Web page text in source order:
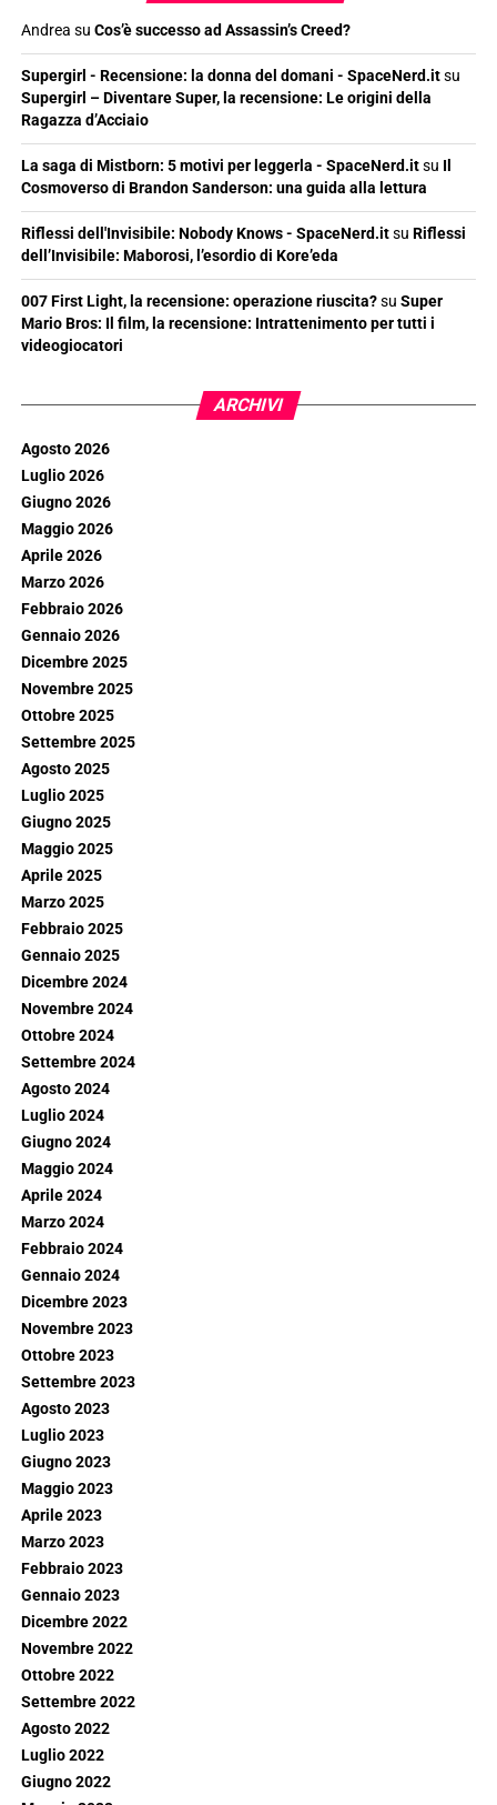
Andrea su Cos’è successo ad Assassin’s Creed?
Supergirl - Recensione: la donna del domani - SpaceNerd.itsu
Supergirl – Diventare Super, la recensione: Le origini della
Ragazza d’Acciaio
La saga di Mistborn: 5 motivi per leggerla - SpaceNerd.itsu Il
Cosmoverso di Brandon Sanderson: una guida alla lettura
Riflessi dell'Invisibile: Nobody Knows - SpaceNerd.itsu Riflessi
dell’Invisibile: Maborosi, l’esordio di Kore’eda
007 First Light, la recensione: operazione riuscita?su Super
Mario Bros: Il film, la recensione: Intrattenimento per tutti i
videogiocatori
ARCHIVI
Agosto 2026
Luglio 2026
Giugno 2026
Maggio 2026
Aprile 2026
Marzo 2026
Febbraio 2026
Gennaio 2026
Dicembre 2025
Novembre 2025
Ottobre 2025
Settembre 2025
Agosto 2025
Luglio 2025
Giugno 2025
Maggio 2025
Aprile 2025
Marzo 2025
Febbraio 2025
Gennaio 2025
Dicembre 2024
Novembre 2024
Ottobre 2024
Settembre 2024
Agosto 2024
Luglio 2024
Giugno 2024
Maggio 2024
Aprile 2024
Marzo 2024
Febbraio 2024
Gennaio 2024
Dicembre 2023
Novembre 2023
Ottobre 2023
Settembre 2023
Agosto 2023
Luglio 2023
Giugno 2023
Maggio 2023
Aprile 2023
Marzo 2023
Febbraio 2023
Gennaio 2023
Dicembre 2022
Novembre 2022
Ottobre 2022
Settembre 2022
Agosto 2022
Luglio 2022
Giugno 2022